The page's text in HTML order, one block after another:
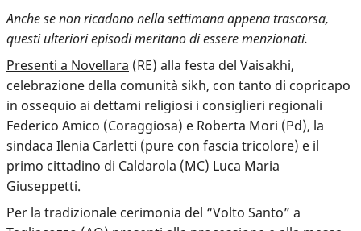
Anche se non ricadono nella settimana appena trascorsa,
questi ulteriori episodi meritano di essere menzionati.
Presenti a Novellara (RE) alla festa del Vaisakhi,
celebrazione della comunità sikh, con tanto di copricapo
in ossequio ai dettami religiosi i consiglieri regionali
Federico Amico (Coraggiosa) e Roberta Mori (Pd), la
sindaca Ilenia Carletti (pure con fascia tricolore) e il
primo cittadino di Caldarola (MC) Luca Maria
Giuseppetti.
Per la tradizionale cerimonia del “Volto Santo” a